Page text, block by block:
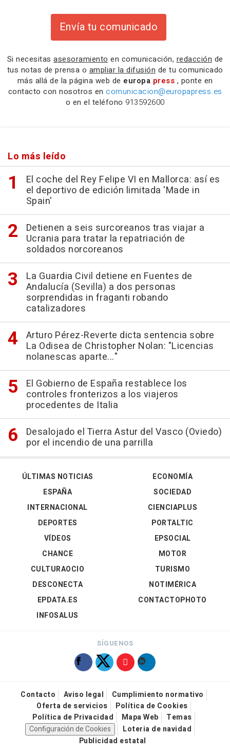
Envía tu comunicado
Si necesitas asesoramiento en comunicación, redacción de
tus notas de prensa o ampliar la difusión de tu comunicado
más allá de la página web de europa press , ponte en
contacto con nosotros en comunicacion@europapress.es
o en el teléfono 913592600
Lo más leído
El coche del Rey Felipe VI en Mallorca: así es
el deportivo de edición limitada 'Made in
Spain'
Detienen a seis surcoreanos tras viajar a
Ucrania para tratar la repatriación de
soldados norcoreanos
La Guardia Civil detiene en Fuentes de
Andalucía (Sevilla) a dos personas
sorprendidas in fraganti robando
catalizadores
Arturo Pérez-Reverte dicta sentencia sobre
La Odisea de Christopher Nolan: "Licencias
nolanescas aparte..."
El Gobierno de España restablece los
controles fronterizos a los viajeros
procedentes de Italia
Desalojado el Tierra Astur del Vasco (Oviedo)
por el incendio de una parrilla
ÚLTIMAS NOTICIAS
ESPAÑA
INTERNACIONAL
DEPORTES
VÍDEOS
ECONOMÍA
SOCIEDAD
CIENCIAPLUS
PORTALTIC
EPSOCIAL
CHANCE
CULTURAOCIO
DESCONECTA
EPDATA.ES
INFOSALUS
MOTOR
TURISMO
NOTIMÉRICA
CONTACTOPHOTO
SÍGUENOS
Contacto Aviso legal
Cumplimiento normativo
Oferta de servicios
Política de Cookies
Política de Privacidad
Mapa Web
Temas
Configuración de Cookies
Loteria de navidad
Publicidad estatal